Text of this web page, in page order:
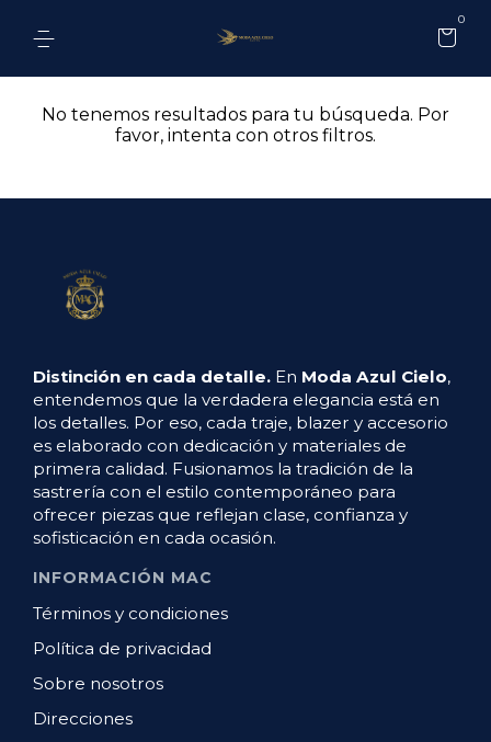
0
No tenemos resultados para tu búsqueda. Por
favor, intenta con otros filtros.
Distinción en cada detalle. En Moda Azul Cielo,
entendemos que la verdadera elegancia está en
los detalles. Por eso, cada traje, blazer y accesorio
es elaborado con dedicación y materiales de
primera calidad. Fusionamos la tradición de la
sastrería con el estilo contemporáneo para
ofrecer piezas que reflejan clase, confianza y
sofisticación en cada ocasión.
INFORMACIÓN MAC
Términos y condiciones
Política de privacidad
Sobre nosotros
Direcciones